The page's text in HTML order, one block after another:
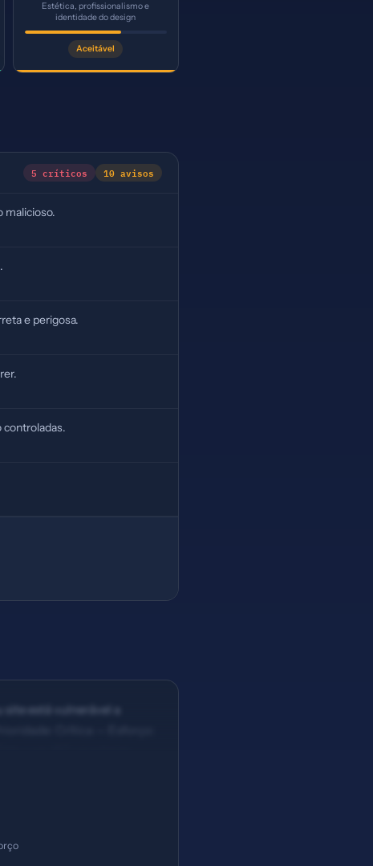
Estética, profissionalismo e
identidade do design
Aceitável
5 críticos 10 avisos
malicioso.
e perigosa.
está vulnerável a